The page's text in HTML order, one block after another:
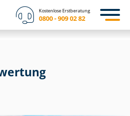
Kostenlose Erstberatung
0800 - 909 02 82